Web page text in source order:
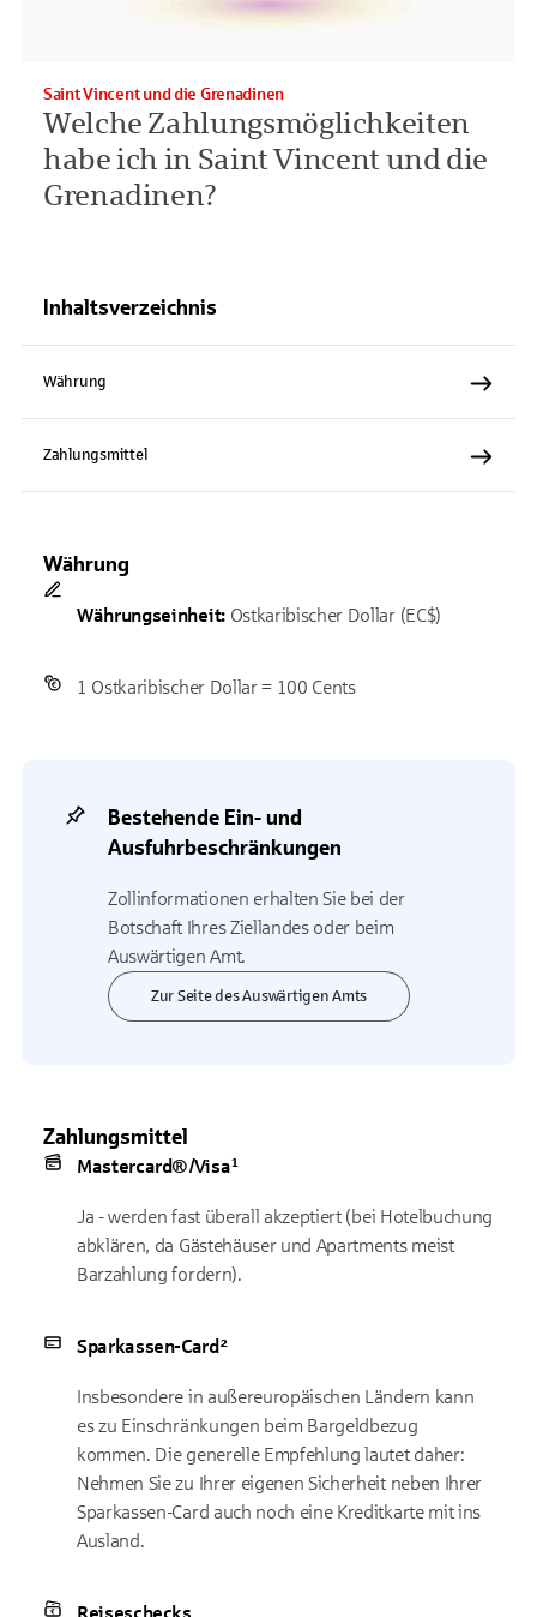
Welche Zahlungsmöglichkeiten
habe ich in Saint Vincent und die
Grenadinen?
Saint Vincent und die Grenadinen
Inhaltsverzeichnis
Währung
Zahlungsmittel
Währung
Währungseinheit:Ostkaribischer Dollar (EC$)
1 Ostkaribischer Dollar = 100 Cents
Bestehende Ein- und
Ausfuhrbeschränkungen
Zollinformationen erhalten Sie bei der
Botschaft Ihres Ziellandes oder beim
Auswärtigen Amt.
Zur Seite des Auswärtigen Amts
Zahlungsmittel
Mastercard®/Visa¹
Ja - werden fast überall akzeptiert (bei Hotelbuchung
abklären, da Gästehäuser und Apartments meist
Barzahlung fordern).
Sparkassen-Card²
Insbesondere in außereuropäischen Ländern kann
es zu Einschränkungen beim Bargeldbezug
kommen. Die generelle Empfehlung lautet daher:
Nehmen Sie zu Ihrer eigenen Sicherheit neben Ihrer
Sparkassen-Card auch noch eine Kreditkarte mit ins
Ausland.
Reiseschecks